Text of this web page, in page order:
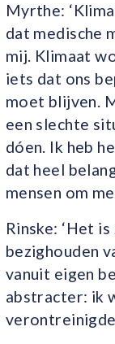
Myrthe:
dat medische
mij. Klimaat
iets dat ons
moet blijven.
een slechte
dóen. Ik heb
dat heel
mensen om
Rinske: ‘Het
bezighouden
vanuit eigen
abstracter: ik
verontreinigde